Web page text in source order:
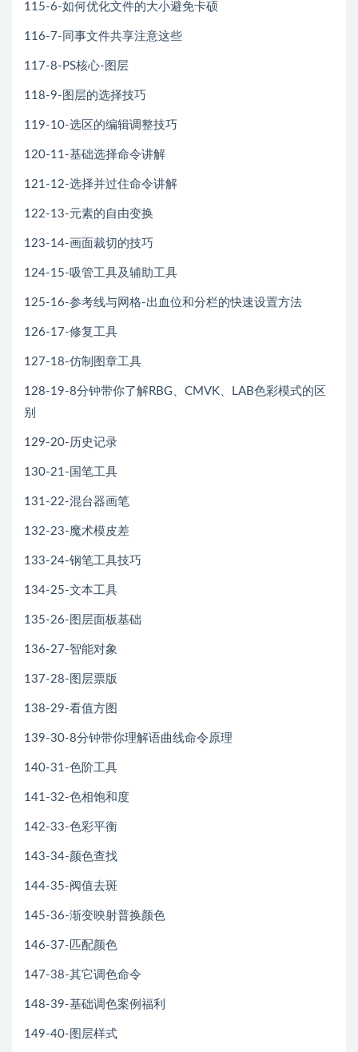
115-6-如何优化文件的大小避免卡硕
116-7-同事文件共享注意这些
117-8-PS核心-图层
118-9-图层的选择技巧
119-10-选区的编辑调整技巧
120-11-基础选择命令讲解
121-12-选择并过住命令讲解
122-13-元素的自由变换
123-14-画面裁切的技巧
124-15-吸管工具及辅助工具
125-16-参考线与网格-出血位和分栏的快速设置方法
126-17-修复工具
127-18-仿制图章工具
128-19-8分钟带你了解RBG、CMVK、LAB色彩模式的区
别
129-20-历史记录
130-21-国笔工具
131-22-混台器画笔
132-23-魔术模皮差
133-24-钢笔工具技巧
134-25-文本工具
135-26-图层面板基础
136-27-智能对象
137-28-图层票版
138-29-看值方图
139-30-8分钟带你理解语曲线命令原理
140-31-色阶工具
141-32-色相饱和度
142-33-色彩平衡
143-34-颜色查找
144-35-阀值去斑
145-36-渐变映射普换颜色
146-37-匹配颜色
147-38-其它调色命令
148-39-基础调色案例福利
149-40-图层样式